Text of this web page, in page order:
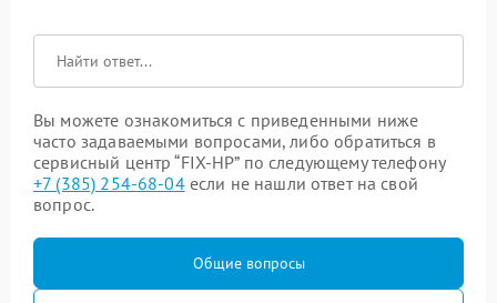
Вы можете ознакомиться с приведенными ниже
часто задаваемыми вопросами, либо обратиться в
сервисный центр “FIX-HP” по следующему телефону
+7 (385) 254-68-04если не нашли ответ на свой
вопрос.
Общие вопросы